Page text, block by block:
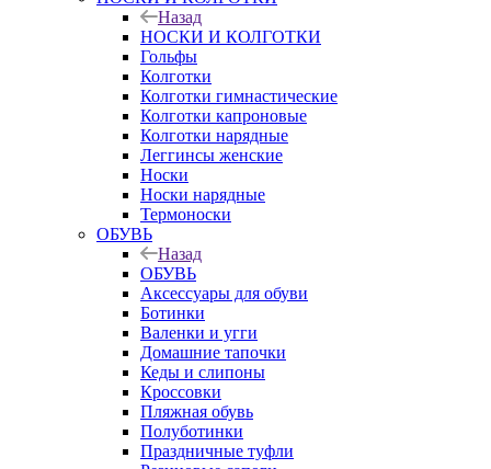
Назад
НОСКИ И КОЛГОТКИ
Гольфы
Колготки
Колготки гимнастические
Колготки капроновые
Колготки нарядные
Леггинсы женские
Носки
Носки нарядные
Термоноски
ОБУВЬ
Назад
ОБУВЬ
Аксессуары для обуви
Ботинки
Валенки и угги
Домашние тапочки
Кеды и слипоны
Кроссовки
Пляжная обувь
Полуботинки
Праздничные туфли